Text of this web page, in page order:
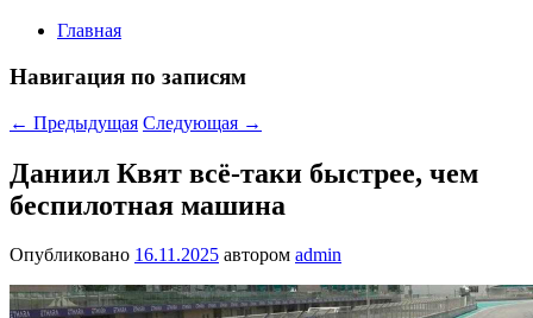
Главная
Навигация по записям
← Предыдущая Следующая →
Даниил Квят всё-таки быстрее, чем
беспилотная машина
Опубликовано 16.11.2025 автором admin